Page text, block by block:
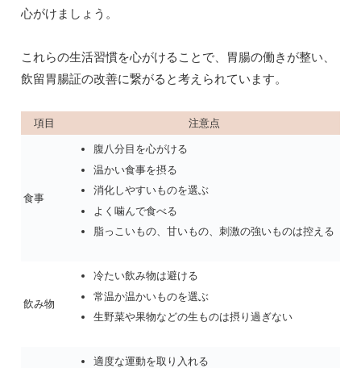
心がけましょう。
これらの生活習慣を心がけることで、胃腸の働きが整い、
飲留胃腸証の改善に繋がると考えられています。
項目 注意点
食事
腹八分目を心がける
温かい食事を摂る
消化しやすいものを選ぶ
よく噛んで食べる
脂っこいもの、甘いもの、刺激の強いものは控える
飲み物
冷たい飲み物は避ける
常温か温かいものを選ぶ
生野菜や果物などの生ものは摂り過ぎない
適度な運動を取り入れる